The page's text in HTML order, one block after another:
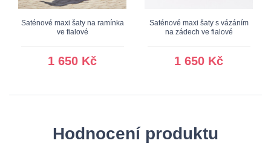
Saténové maxi šaty na ramínka
ve fialové
1 650 Kč
Saténové maxi šaty s vázáním
na zádech ve fialové
1 650 Kč
Hodnocení produktu